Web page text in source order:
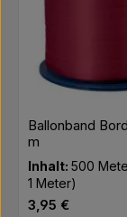
Ballonband
m
Inhalt:500
1 Meter)
Regulärer Preis:
3,95 €